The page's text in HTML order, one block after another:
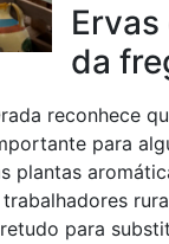
da
reconhece
para
plantas
para